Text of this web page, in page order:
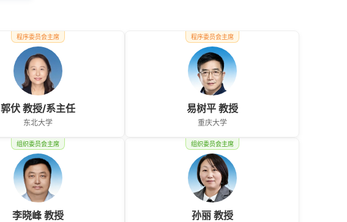
程序委员会主席
郭伏 教授/系主任
东北大学
程序委员会主席
易树平 教授
重庆大学
组织委员会主席
李晓峰 教授
组织委员会主席
孙丽 教授